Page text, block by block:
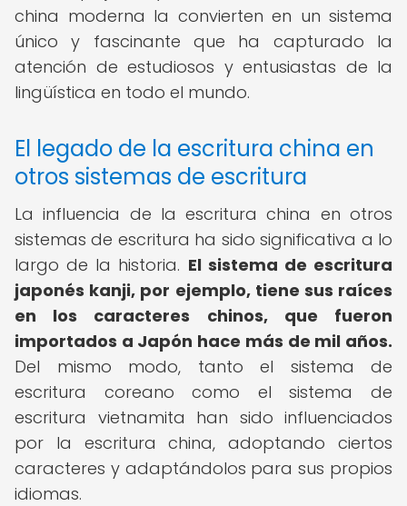
china moderna la convierten en un sistema
único y fascinante que ha capturado la
atención de estudiosos y entusiastas de la
lingüística en todo el mundo.
El legado de la escritura china en
otros sistemas de escritura
La influencia de la escritura china en otros
sistemas de escritura ha sido significativa a lo
largo de la historia. El sistema de escritura
japonés kanji, por ejemplo, tiene sus raíces
en los caracteres chinos, que fueron
importados a Japón hace más de mil años.
Del mismo modo, tanto el sistema de
escritura coreano como el sistema de
escritura vietnamita han sido influenciados
por la escritura china, adoptando ciertos
caracteres y adaptándolos para sus propios
idiomas.